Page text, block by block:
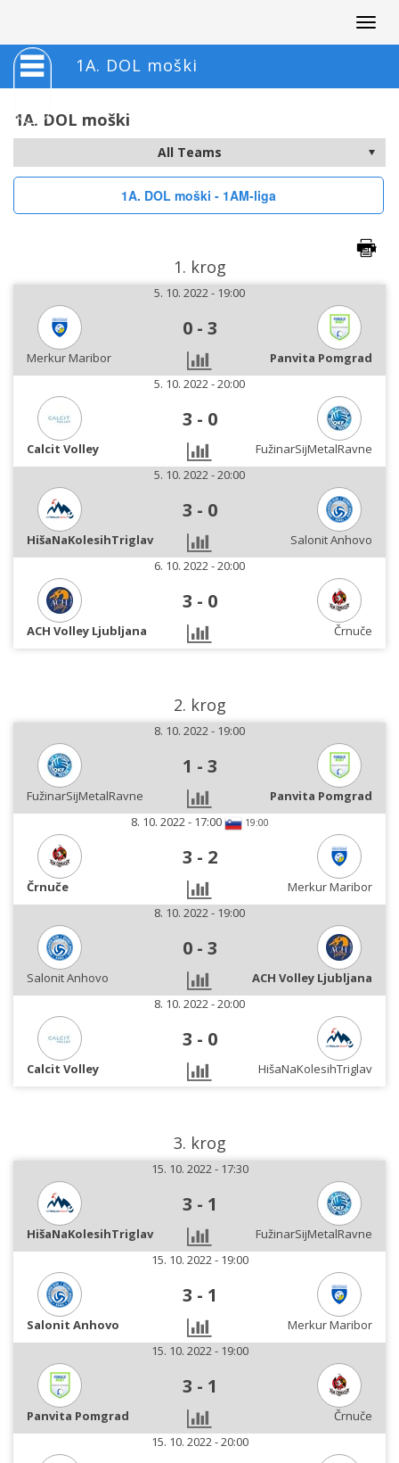
1A. DOL moški
1A. DOL moški
1A. DOL moški - 1AM-liga
1. krog
5. 10. 2022 - 19:00
0 - 3
Merkur Maribor
Panvita Pomgrad
5. 10. 2022 - 20:00
3 - 0
Calcit Volley
FužinarSijMetalRavne
5. 10. 2022 - 20:00
3 - 0
HišaNaKolesihTriglav
Salonit Anhovo
6. 10. 2022 - 20:00
3 - 0
ACH Volley Ljubljana Črnuče
2. krog
8. 10. 2022 - 19:00
1 - 3
FužinarSijMetalRavne
Panvita Pomgrad
8. 10. 2022 - 17:00
19:00
3 - 2
Črnuče
Merkur Maribor
8. 10. 2022 - 19:00
0 - 3
Salonit Anhovo
ACH Volley Ljubljana
8. 10. 2022 - 20:00
3 - 0
Calcit Volley HišaNaKolesihTriglav
3. krog
15. 10. 2022 - 17:30
3 - 1
HišaNaKolesihTriglav
FužinarSijMetalRavne
15. 10. 2022 - 19:00
3 - 1
Salonit Anhovo
Merkur Maribor
15. 10. 2022 - 19:00
3 - 1
Panvita Pomgrad
Črnuče
15. 10. 2022 - 20:00